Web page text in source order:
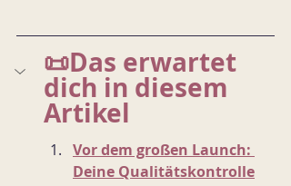
📜Das erwartet
dich in diesem
Artikel
Vor dem großen Launch:
Deine Qualitätskontrolle